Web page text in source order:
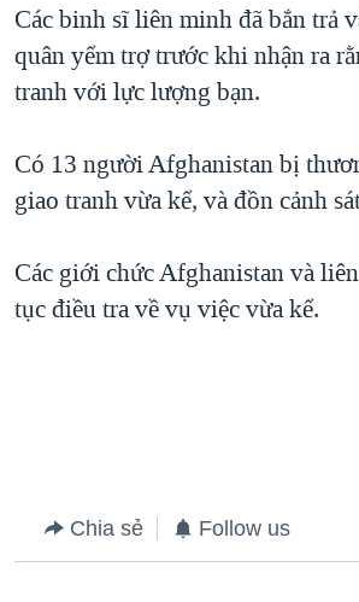
VĂN HOÁ
THỂ THAO
GIÁO DỤC
GROUND ZERO – XƯA VÀ NAY
CHI PHÍ CHIẾN TRANH AFGHANISTAN
THƯỢNG ĐỈNH TRUMP-KIM TẠI VIỆT
NGƯ DÂN VIỆT VÀ LÀN SÓNG TRỘM
BÊN KIA QUỐC LỘ: TIẾNG VỌNG TỪ
Ngôn ngữ khác
Các binh sĩ liên minh đã bắn trả
quân yểm trợ trước khi nhận ra
tranh với lực lượng bạn.
Có 13 người Afghanistan bị
giao tranh vừa kể, và đồn cảnh
Các giới chức Afghanistan và
tục điều tra về vụ việc vừa kể.
Chia sẻ Follow us